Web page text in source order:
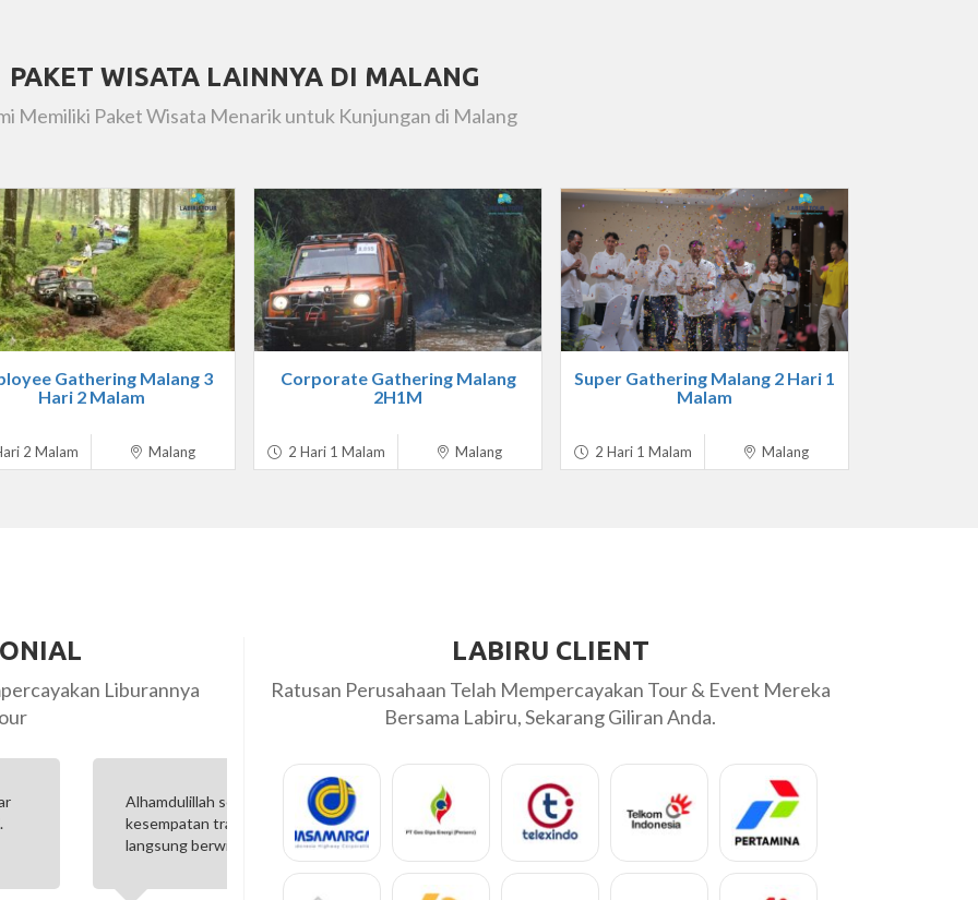
PAKET WISATA LAINNYA DI MALANG
Memiliki Paket Wisata Menarik untuk Kunjungan di Malang
Gathering Malang 3
Hari 2 Malam
2 Malam Malang
Corporate Gathering Malang
2H1M
2 Hari 1 Malam Malang
Super Gathering Malang 2 Hari 1
Malam
2 Hari 1 Malam Malang
Liburannya
diberi
Jangan turun kereta
Menyenangkan sekali bisa trip bareng temen2 satu kantor dibantu
oleh team Labiru Tour! Ga tau lagi deh kalo ga ada mereka, sebagai
koordinator kegiatan...
LABIRU CLIENT
Ratusan Perusahaan Telah Mempercayakan Tour & Event Mereka
Bersama Labiru, Sekarang Giliran Anda.